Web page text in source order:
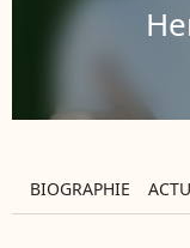
BIOGRAPHIE